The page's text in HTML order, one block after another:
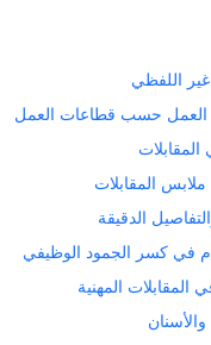
غير اللفظي
العمل حسب قطاعات العمل
المقابلات
المقابلات
الدقيقة
في كسر الجمود الوظيفي
المقابلات المهنية
والأسنان